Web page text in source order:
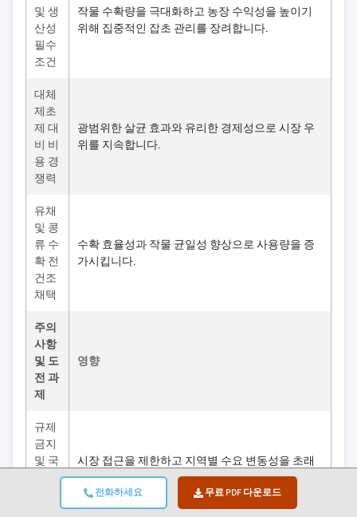
전화하세요 무료 PDF 다운로드
및 생
산성
필수
조건
작물 수확량을 극대화하고 농장 수익성을 높이기
위해 집중적인 잡초 관리를 장려합니다.
대체
제초
제 대
비 비
용 경
쟁력
광범위한 살균 효과와 유리한 경제성으로 시장 우
위를 지속합니다.
유채
및 콩
류 수
확 전
건조
채택
수확 효율성과 작물 균일성 향상으로 사용량을 증
가시킵니다.
주의
사항
및 도
전 과
제
영향
규제
금지
및 국
시장 접근을 제한하고 지역별 수요 변동성을 초래
합니다.